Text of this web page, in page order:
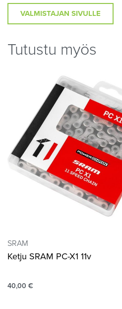
VALMISTAJAN SIVULLE
Tutustu myös
SRAM
Ketju SRAM PC-X1 11v
40,00 €